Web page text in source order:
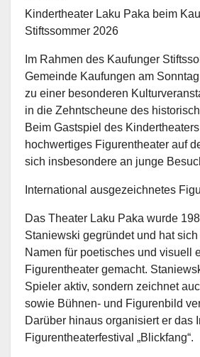
Kindertheater Laku Paka beim
Stiftssommer 2026
Im Rahmen des Kaufunger
Gemeinde Kaufungen am
zu einer besonderen
in die Zehntscheune des
Beim Gastspiel des
hochwertiges Figurentheater auf
sich insbesondere an junge
International ausgezeichnetes
Das Theater Laku Paka wurde
Staniewski gegründet und hat
Namen für poetisches und visuell
Figurentheater gemacht.
Spieler aktiv, sondern zeichnet
sowie Bühnen- und Figurenbild
Darüber hinaus organisiert er das
Figurentheaterfestival „Blickfang“.